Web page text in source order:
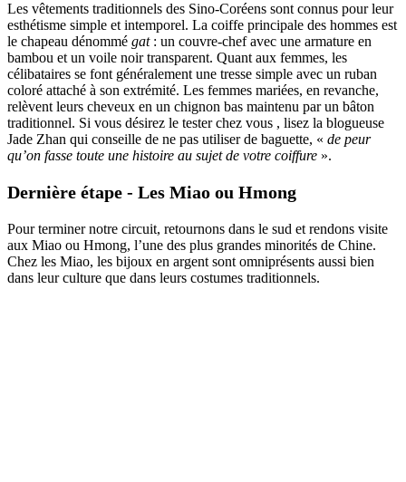
Les vêtements traditionnels des Sino-Coréens sont connus pour leur
esthétisme simple et intemporel. La coiffe principale des hommes est
le chapeau dénommé gat: un couvre-chef avec une armature en
bambou et un voile noir transparent. Quant aux femmes, les
célibataires se font généralement une tresse simple avec un ruban
coloré attaché à son extrémité. Les femmes mariées, en revanche,
relèvent leurs cheveux en un chignon bas maintenu par un bâton
traditionnel. Si vous désirez le tester chez vous , lisez la blogueuse
Jade Zhan qui conseille de ne pas utiliser de baguette, « de peur
qu’on fasse toute une histoire au sujet de votre coiffure ».
Dernière étape - Les Miao ou Hmong
Pour terminer notre circuit, retournons dans le sud et rendons visite
aux Miao ou Hmong, l’une des plus grandes minorités de Chine.
Chez les Miao, les bijoux en argent sont omniprésents aussi bien
dans leur culture que dans leurs costumes traditionnels.